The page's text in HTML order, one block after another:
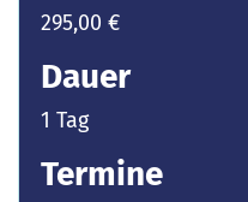
295,00 €
Dauer
1 Tag
Termine